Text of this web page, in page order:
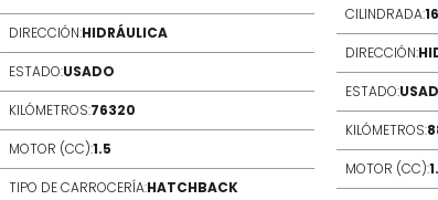
DIRECCIÓN:HIDRÁULICA
ESTADO:USADO
KILÓMETROS:76320
MOTOR (CC):1.5
TIPO DE CARROCERÍA:HATCHBACK
CILINDRADA:
DIRECCIÓN:
ESTADO:
KILÓMETROS:
MOTOR (CC):